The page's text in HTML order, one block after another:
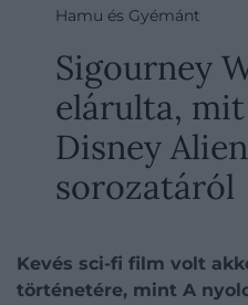
Hamu és Gyémánt
Sigourney
elárulta,
Disney
sorozatáról
Kevés sci-fi film volt
történetére, mint A